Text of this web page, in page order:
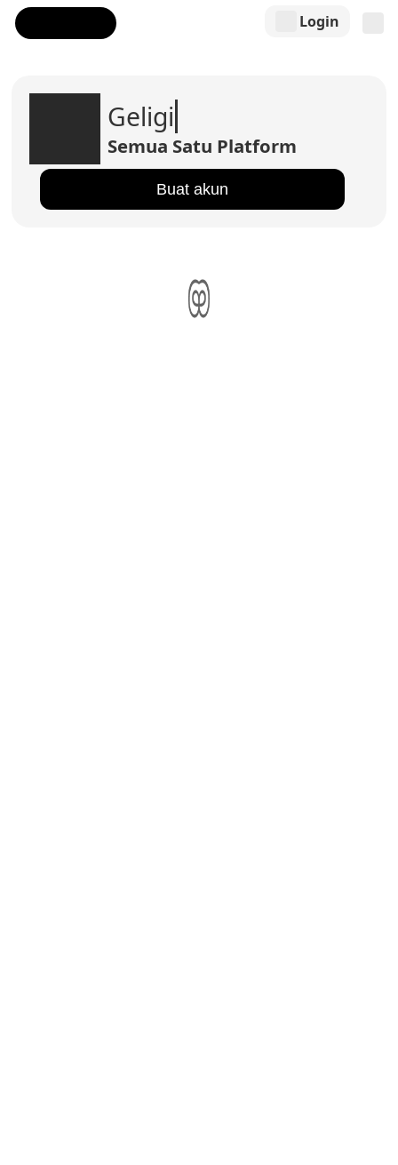
Login
Geligi
Semua Satu Platform
Buat akun